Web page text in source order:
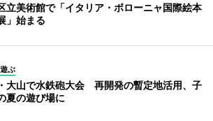
立美術館で「イタリア・ボローニャ国際絵本
」始まる
ぶ
大山で水鉄砲大会 再開発の暫定地活用、子
夏の遊び場に